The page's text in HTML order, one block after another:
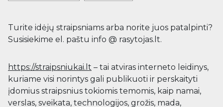
Turite idėjų straipsniams arba norite juos patalpinti?
Susisiekime el. paštu info @ rasytojas.lt.
https://straipsniukai.lt – tai atviras interneto leidinys,
kuriame visi norintys gali publikuoti ir perskaityti
įdomius straipsnius tokiomis temomis, kaip namai,
verslas, sveikata, technologijos, grožis, mada,